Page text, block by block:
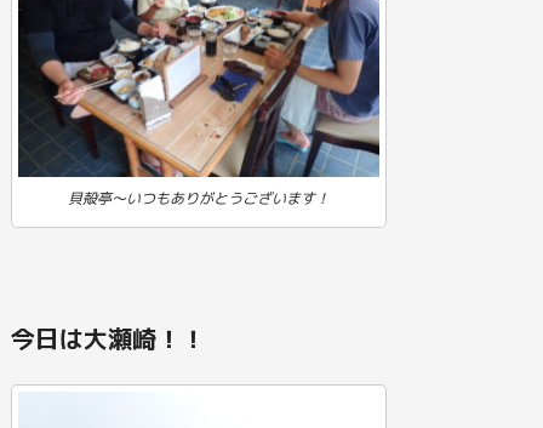
貝殻亭～いつもありがとうございます！
今日は大瀬崎！！